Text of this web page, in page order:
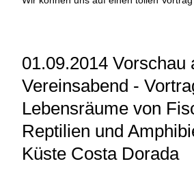
01.09.2014 Vorschau
Vereinsabend -
Lebensräume von
Reptilien und
Küste Costa Dorada